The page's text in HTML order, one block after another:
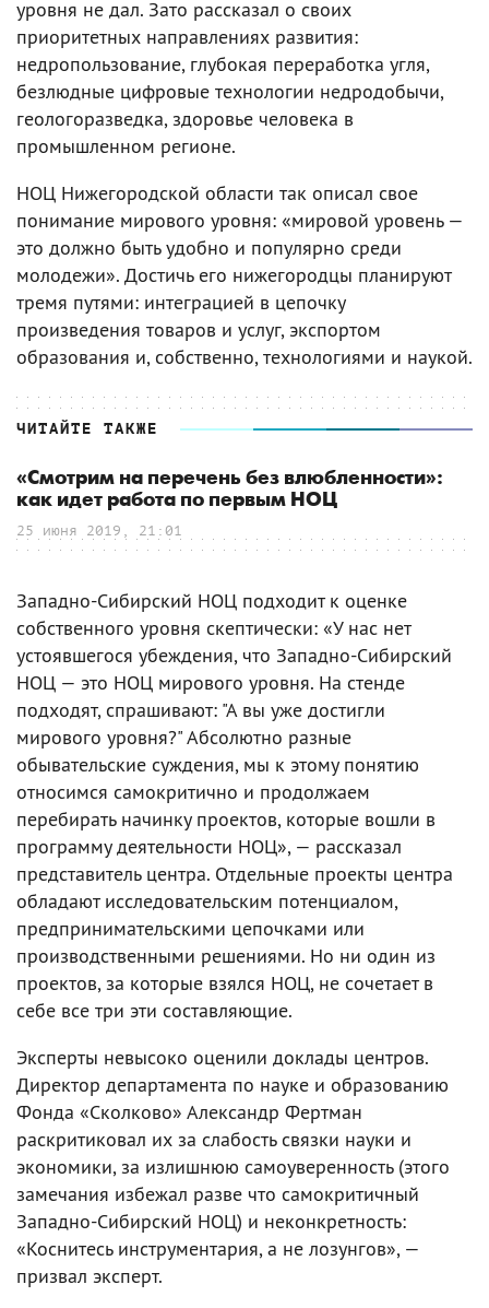
уровня не дал. Зато рассказал о своих
приоритетных направлениях развития:
недропользование, глубокая переработка угля,
безлюдные цифровые технологии недродобычи,
геологоразведка, здоровье человека в
промышленном регионе.
НОЦ Нижегородской области так описал свое
понимание мирового уровня: «мировой уровень —
это должно быть удобно и популярно среди
молодежи». Достичь его нижегородцы планируют
тремя путями: интеграцией в цепочку
произведения товаров и услуг, экспортом
образования и, собственно, технологиями и наукой.
ЧИТАЙТЕ ТАКЖЕ
«Смотрим на перечень без влюбленности»:
как идет работа по первым НОЦ
25 июня 2019, 21:01
Западно-Сибирский НОЦ подходит к оценке
собственного уровня скептически: «У нас нет
устоявшегося убеждения, что Западно-Сибирский
НОЦ — это НОЦ мирового уровня. На стенде
подходят, спрашивают: "А вы уже достигли
мирового уровня?" Абсолютно разные
обывательские суждения, мы к этому понятию
относимся самокритично и продолжаем
перебирать начинку проектов, которые вошли в
программу деятельности НОЦ», — рассказал
представитель центра. Отдельные проекты центра
обладают исследовательским потенциалом,
предпринимательскими цепочками или
производственными решениями. Но ни один из
проектов, за которые взялся НОЦ, не сочетает в
себе все три эти составляющие.
Эксперты невысоко оценили доклады центров.
Директор департамента по науке и образованию
Фонда «Сколково» Александр Фертман
раскритиковал их за слабость связки науки и
экономики, за излишнюю самоуверенность (этого
замечания избежал разве что самокритичный
Западно-Сибирский НОЦ) и неконкретность:
«Коснитесь инструментария, а не лозунгов», —
призвал эксперт.